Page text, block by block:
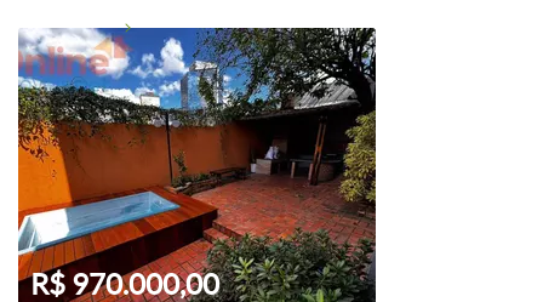
R$ 970.000,00